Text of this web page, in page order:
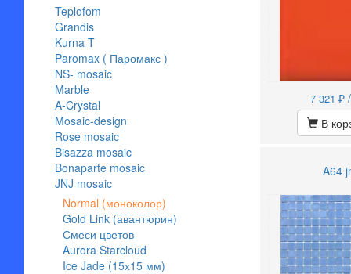
Teplofom
Grandis
Kurna T
Paromax ( Паромакс )
NS- mosaic
Marble
A-Crystal
Mosaic-design
Rose mosaic
Bisazza mosaic
Bonaparte mosaic
JNJ mosaic
Normal (моноколор)
Gold Link (авантюрин)
Смеси цветов
Aurora Starcloud
Ice Jade (15х15 мм)
7 321 ₽
В
A64